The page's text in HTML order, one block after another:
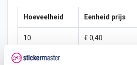
Hoeveelheid Eenheid prijs
10 € 0,40
15